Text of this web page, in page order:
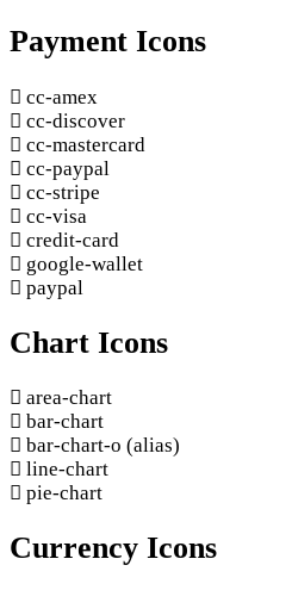
Payment Icons
cc-amex
cc-discover
cc-mastercard
cc-paypal
cc-stripe
cc-visa
credit-card
google-wallet
paypal
Chart Icons
area-chart
bar-chart
bar-chart-o (alias)
line-chart
pie-chart
Currency Icons